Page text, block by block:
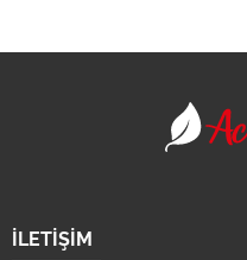
İLETİŞİM